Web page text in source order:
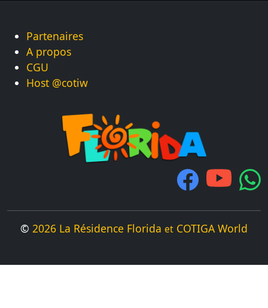
Partenaires
A propos
CGU
Host @cotiw
© 2026 La Résidence Florida et COTIGA World